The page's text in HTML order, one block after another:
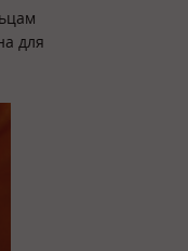
для